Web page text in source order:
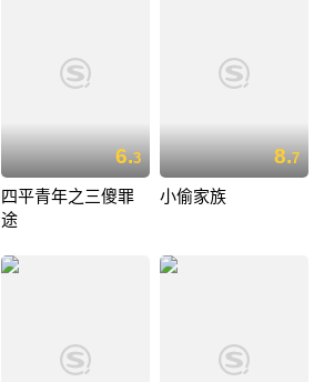
6.3
四平青年之三傻罪
途
8.7
小偷家族